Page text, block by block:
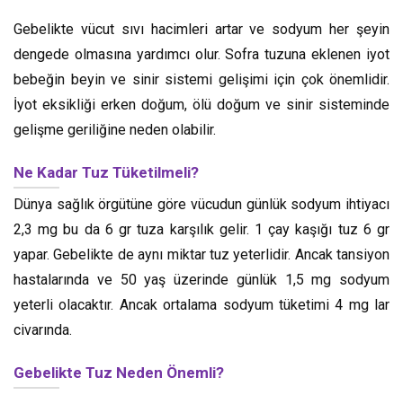
Gebelikte vücut sıvı hacimleri artar ve sodyum her şeyin
dengede olmasına yardımcı olur. Sofra tuzuna eklenen iyot
bebeğin beyin ve sinir sistemi gelişimi için çok önemlidir.
İyot eksikliği erken doğum, ölü doğum ve sinir sisteminde
gelişme geriliğine neden olabilir.
Ne Kadar Tuz Tüketilmeli?
Dünya sağlık örgütüne göre vücudun günlük sodyum ihtiyacı
2,3 mg bu da 6 gr tuza karşılık gelir. 1 çay kaşığı tuz 6 gr
yapar. Gebelikte de aynı miktar tuz yeterlidir. Ancak tansiyon
hastalarında ve 50 yaş üzerinde günlük 1,5 mg sodyum
yeterli olacaktır. Ancak ortalama sodyum tüketimi 4 mg lar
civarında.
Gebelikte Tuz Neden Önemli?